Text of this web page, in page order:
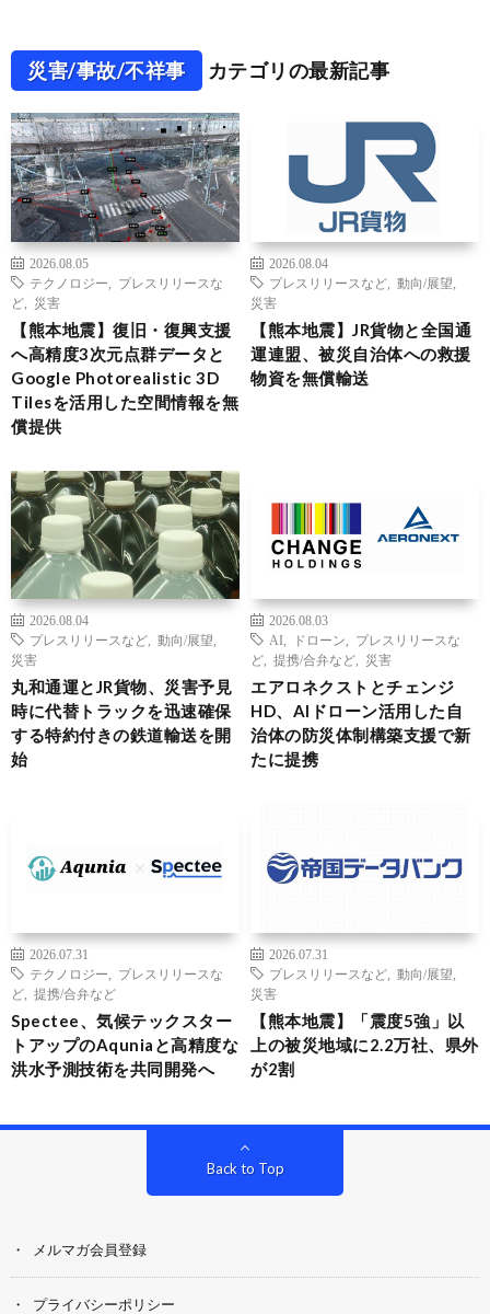
災害/事故/不祥事 カテゴリの最新記事
2026.08.05
テクノロジー
プレスリリースな
ど
災害
【熊本地震】復旧・復興支援
へ高精度3次元点群データと
Google Photorealistic 3D
Tilesを活用した空間情報を無
償提供
2026.08.04
プレスリリースなど
動向/展望
災害
【熊本地震】JR貨物と全国通
運連盟、被災自治体への救援
物資を無償輸送
2026.08.04
プレスリリースなど
動向/展望
災害
丸和通運とJR貨物、災害予見
時に代替トラックを迅速確保
する特約付きの鉄道輸送を開
始
2026.08.03
AI
ドローン
プレスリリースな
ど
提携/合弁など 災害
エアロネクストとチェンジ
HD、AIドローン活用した自
治体の防災体制構築支援で新
たに提携
2026.07.31
テクノロジー
プレスリリースな
ど
提携/合弁など
Spectee、気候テックスター
トアップのAquniaと高精度な
洪水予測技術を共同開発へ
2026.07.31
プレスリリースなど
動向/展望
災害
【熊本地震】「震度5強」以
上の被災地域に2.2万社、県外
が2割
Back to Top
メルマガ会員登録
プライバシーポリシー